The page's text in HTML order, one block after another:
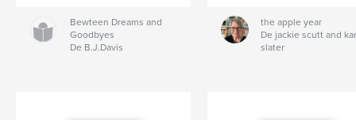
Bewteen Dreams and
Goodbyes
De B.J.Davis
the apple year
De jackie scutt and
slater